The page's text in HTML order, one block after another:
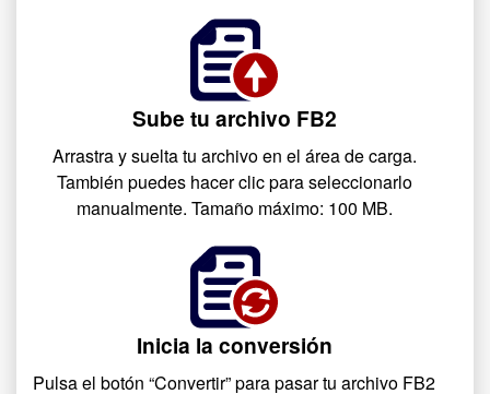
Sube tu archivo FB2
Arrastra y suelta tu archivo en el área de carga.
También puedes hacer clic para seleccionarlo
manualmente. Tamaño máximo: 100 MB.
Inicia la conversión
Pulsa el botón “Convertir” para pasar tu archivo FB2